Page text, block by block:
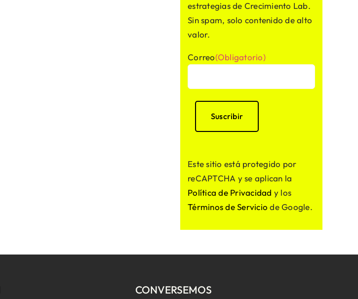
estrategias de Crecimiento Lab.
Sin spam, solo contenido de alto
valor.
Correo(Obligatorio)
Este sitio está protegido por
reCAPTCHA y se aplican la
Política de Privacidad y los
Términos de Servicio de Google.
CONVERSEMOS